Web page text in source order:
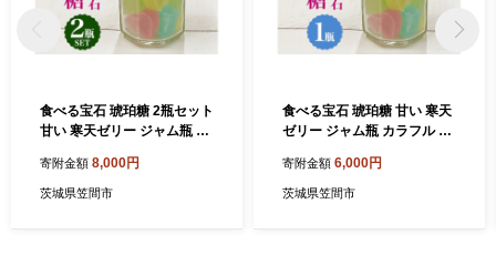
食べる宝石 琥珀糖 2瓶セット
甘い 寒天ゼリー ジャム瓶 カ
寒天 手作り ギフト プレゼン
ト 贈り物 かわいい おいしい
寄附金額 8,000円
茨城県笠間市
食べる宝石 琥珀糖 甘い 寒天
ゼリー ジャム瓶 カラフル シ
り ギフト プレゼント 贈り物
かわいい おいしい お菓子 お
寄附金額 6,000円
茨城県笠間市